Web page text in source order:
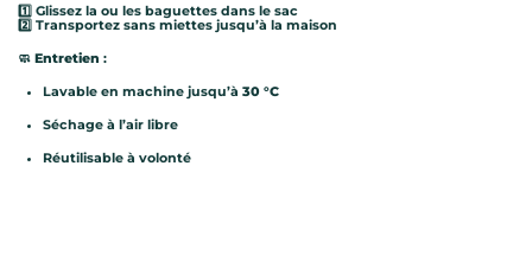
1️⃣ Glissez la ou les baguettes dans le sac
2️⃣ Transportez sans miettes jusqu’à la maison
🧼 Entretien :
Lavable en machine jusqu’à 30 °C
Séchage à l’air libre
Réutilisable à volonté